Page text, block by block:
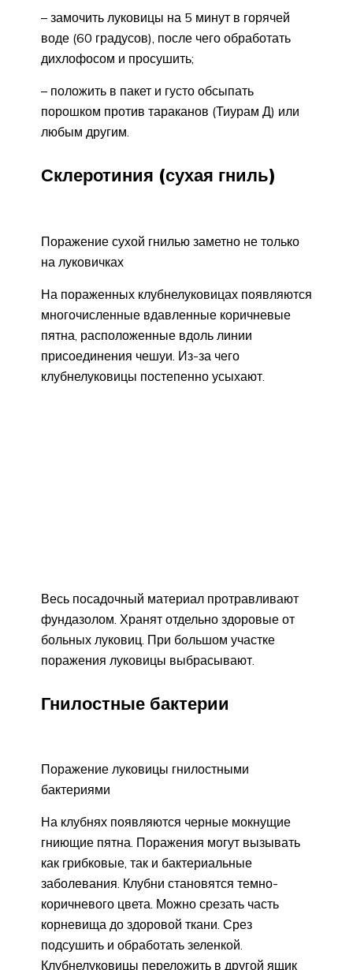
– замочить луковицы на 5 минут в горячей
воде (60 градусов), после чего обработать
дихлофосом и просушить;
– положить в пакет и густо обсыпать
порошком против тараканов (Тиурам Д) или
любым другим.
Склеротиния (сухая гниль)
Поражение сухой гнилью заметно не только
на луковичках
На пораженных клубнелуковицах появляются
многочисленные вдавленные коричневые
пятна, расположенные вдоль линии
присоединения чешуи. Из-за чего
клубнелуковицы постепенно усыхают.
Весь посадочный материал протравливают
фундазолом. Хранят отдельно здоровые от
больных луковиц. При большом участке
поражения луковицы выбрасывают.
Гнилостные бактерии
Поражение луковицы гнилостными
бактериями
На клубнях появляются черные мокнущие
гниющие пятна. Поражения могут вызывать
как грибковые, так и бактериальные
заболевания. Клубни становятся темно-
коричневого цвета. Можно срезать часть
корневища до здоровой ткани. Срез
подсушить и обработать зеленкой.
Клубнелуковицы переложить в другой ящик